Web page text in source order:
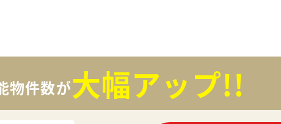
物件数が大幅アップ!!